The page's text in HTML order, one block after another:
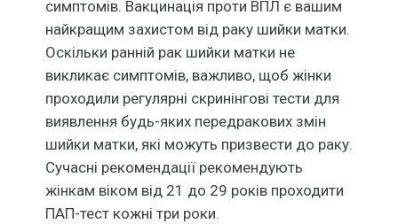
симптомів. Вакцинація проти ВПЛ є вашим
найкращим захистом від раку шийки матки.
Оскільки ранній рак шийки матки не
викликає симптомів, важливо, щоб жінки
проходили регулярні скринінгові тести для
виявлення будь-яких передракових змін
шийки матки, які можуть призвести до раку.
Сучасні рекомендації рекомендують
жінкам віком від 21 до 29 років проходити
ПАП-тест кожні три роки.